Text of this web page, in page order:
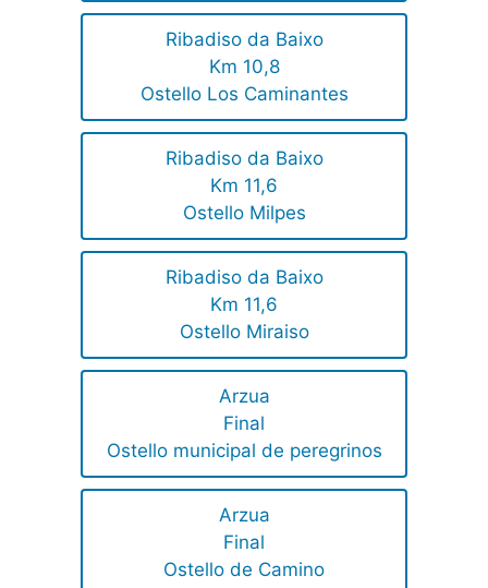
Ribadiso da Baixo
Km 10,8
Ostello Los Caminantes
Ribadiso da Baixo
Km 11,6
Ostello Milpes
Ribadiso da Baixo
Km 11,6
Ostello Miraiso
Arzua
Final
Ostello municipal de peregrinos
Arzua
Final
Ostello de Camino